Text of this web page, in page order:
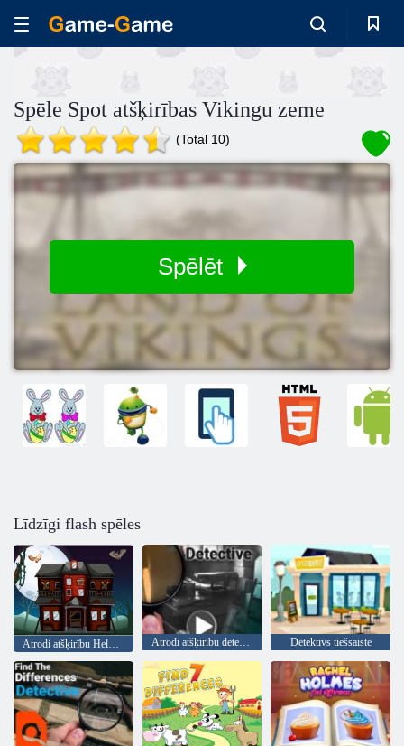
Spēle Spot atšķirības Vikingu zeme
(Total 10)
Spēlēt
Līdzīgi flash spēles
Atrodi atšķirību Helovīnā Atrodi atšķirību detektīvu Detektīvs tiešsaistē